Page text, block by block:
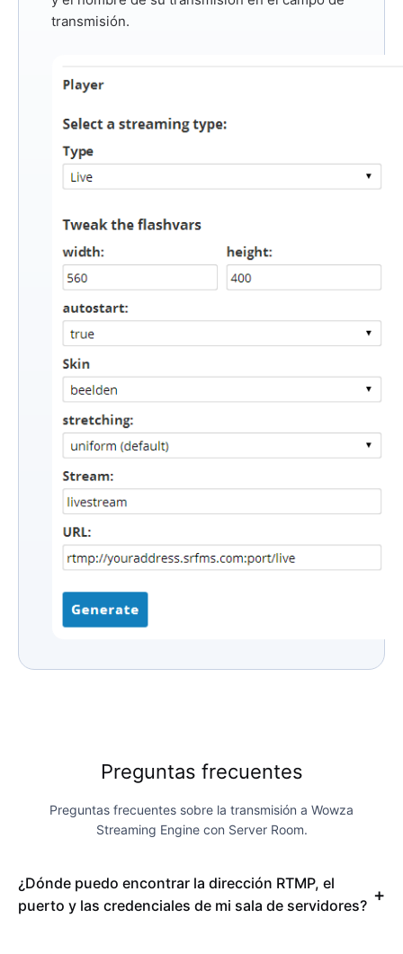
transmisión.
Preguntas frecuentes
Preguntas frecuentes sobre la transmisión a Wowza
Streaming Engine con Server Room.
¿Dónde puedo encontrar la dirección RTMP, el
puerto y las credenciales de mi sala de servidores?